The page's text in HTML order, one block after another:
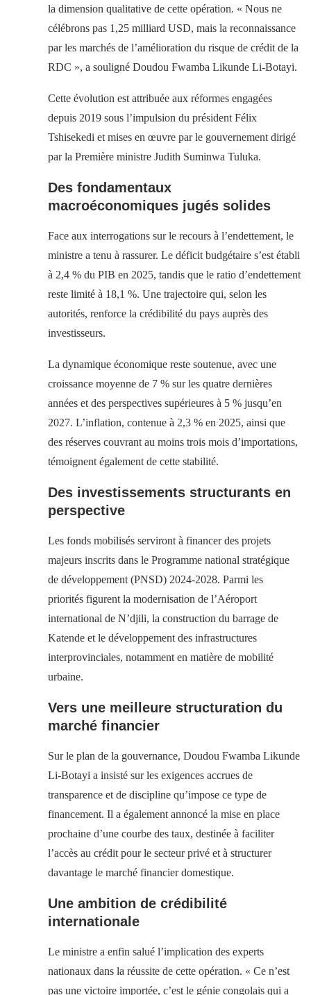
la dimension qualitative de cette opération. « Nous ne
célébrons pas 1,25 milliard USD, mais la reconnaissance
par les marchés de l’amélioration du risque de crédit de la
RDC », a souligné Doudou Fwamba Likunde Li-Botayi.
Cette évolution est attribuée aux réformes engagées
depuis 2019 sous l’impulsion du président Félix
Tshisekedi et mises en œuvre par le gouvernement dirigé
par la Première ministre Judith Suminwa Tuluka.
Des fondamentaux
macroéconomiques jugés solides
Face aux interrogations sur le recours à l’endettement, le
ministre a tenu à rassurer. Le déficit budgétaire s’est établi
à 2,4 % du PIB en 2025, tandis que le ratio d’endettement
reste limité à 18,1 %. Une trajectoire qui, selon les
autorités, renforce la crédibilité du pays auprès des
investisseurs.
La dynamique économique reste soutenue, avec une
croissance moyenne de 7 % sur les quatre dernières
années et des perspectives supérieures à 5 % jusqu’en
2027. L’inflation, contenue à 2,3 % en 2025, ainsi que
des réserves couvrant au moins trois mois d’importations,
témoignent également de cette stabilité.
Des investissements structurants en
perspective
Les fonds mobilisés serviront à financer des projets
majeurs inscrits dans le Programme national stratégique
de développement (PNSD) 2024-2028. Parmi les
priorités figurent la modernisation de l’Aéroport
international de N’djili, la construction du barrage de
Katende et le développement des infrastructures
interprovinciales, notamment en matière de mobilité
urbaine.
Vers une meilleure structuration du
marché financier
Sur le plan de la gouvernance, Doudou Fwamba Likunde
Li-Botayi a insisté sur les exigences accrues de
transparence et de discipline qu’impose ce type de
financement. Il a également annoncé la mise en place
prochaine d’une courbe des taux, destinée à faciliter
l’accès au crédit pour le secteur privé et à structurer
davantage le marché financier domestique.
Une ambition de crédibilité
internationale
Le ministre a enfin salué l’implication des experts
nationaux dans la réussite de cette opération. « Ce n’est
pas une victoire importée, c’est le génie congolais qui a